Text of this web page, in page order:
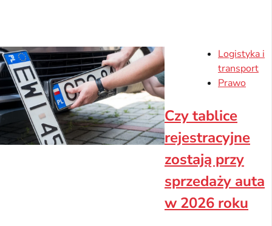
Logistyka i
transport
Prawo
Czy tablice
rejestracyjne
zostają przy
sprzedaży auta
w 2026 roku